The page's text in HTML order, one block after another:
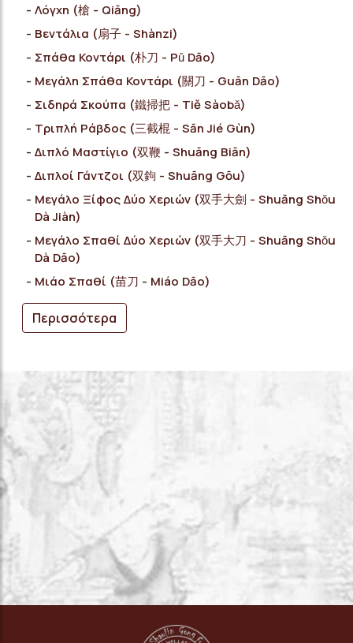
Λόγχη (槍 - Qiāng)
Βεντάλια (扇子 - Shànzi)
Σπάθα Κοντάρι (朴刀 - Pǔ Dāo)
Μεγάλη Σπάθα Κοντάρι (關刀 - Guān Dāo)
Σιδηρά Σκούπα (鐵掃把 - Tiě Sàobǎ)
Τριπλή Ράβδος (三截棍 - Sān Jié Gùn)
Διπλό Μαστίγιο (双鞭 - Shuāng Biān)
Διπλοί Γάντζοι (双鉤 - Shuāng Gōu)
Μεγάλο Ξίφος Δύο Χεριών (双手大劍 - Shuāng Shǒu
Dà Jiàn)
Μεγάλο Σπαθί Δύο Χεριών (双手大刀 - Shuāng Shǒu
Dà Dāo)
Μιάο Σπαθί (苗刀 - Miáo Dāo)
Περισσότερα